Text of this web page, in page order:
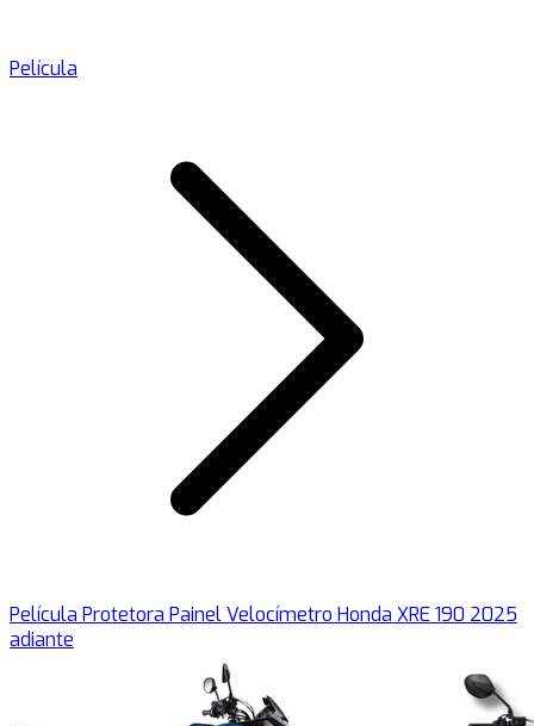
Película
Película Protetora Painel Velocímetro Honda XRE 190 2025
adiante